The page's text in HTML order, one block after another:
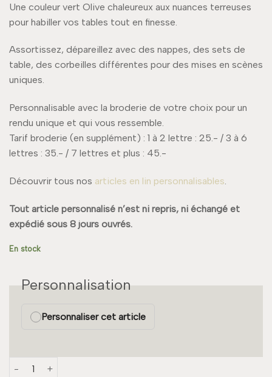
Une couleur vert Olive chaleureux aux nuances terreuses
pour habiller vos tables tout en finesse.
Assortissez, dépareillez avec des nappes, des sets de
table, des corbeilles différentes pour des mises en scènes
uniques.
Personnalisable avec la broderie de votre choix pour un
rendu unique et qui vous ressemble.
Tarif broderie (en supplément) : 1 à 2 lettre : 25.- / 3 à 6
lettres : 35.- / 7 lettres et plus : 45.-
Découvrir tous nos articles en lin personnalisables.
Tout article personnalisé n’est ni repris, ni échangé et
expédié sous 8 jours ouvrés.
En stock
Personnalisation
Personnaliser cet article
quantité de Serviette de table - Olive